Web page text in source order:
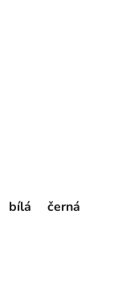
bílá černá